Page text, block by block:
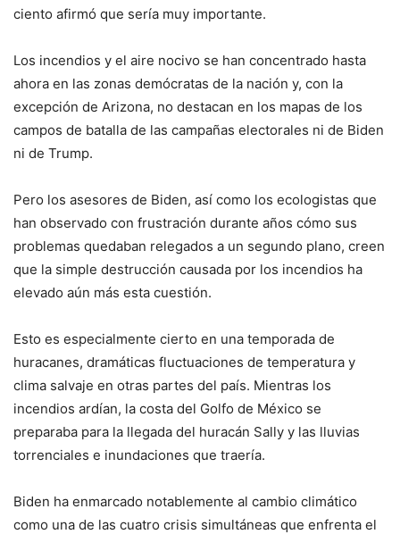
ciento afirmó que sería muy importante.
Los incendios y el aire nocivo se han concentrado hasta
ahora en las zonas demócratas de la nación y, con la
excepción de Arizona, no destacan en los mapas de los
campos de batalla de las campañas electorales ni de Biden
ni de Trump.
Pero los asesores de Biden, así como los ecologistas que
han observado con frustración durante años cómo sus
problemas quedaban relegados a un segundo plano, creen
que la simple destrucción causada por los incendios ha
elevado aún más esta cuestión.
Esto es especialmente cierto en una temporada de
huracanes, dramáticas fluctuaciones de temperatura y
clima salvaje en otras partes del país. Mientras los
incendios ardían, la costa del Golfo de México se
preparaba para la llegada del huracán Sally y las lluvias
torrenciales e inundaciones que traería.
Biden ha enmarcado notablemente al cambio climático
como una de las cuatro crisis simultáneas que enfrenta el